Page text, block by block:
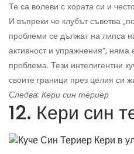
Те са волеви с хората си и
И въпреки че клубът съветва
проблеми се дължат на липса
активност и упражнения“,
проблема. Тези интелигентни
своите граници през целия си
Следва: Кери син териер
12. Кери син